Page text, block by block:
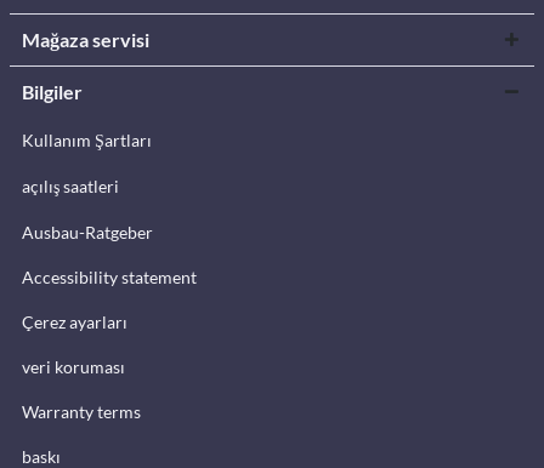
Mağaza servisi
Bilgiler
Kullanım Şartları
açılış saatleri
Ausbau-Ratgeber
Accessibility statement
Çerez ayarları
veri koruması
Warranty terms
baskı